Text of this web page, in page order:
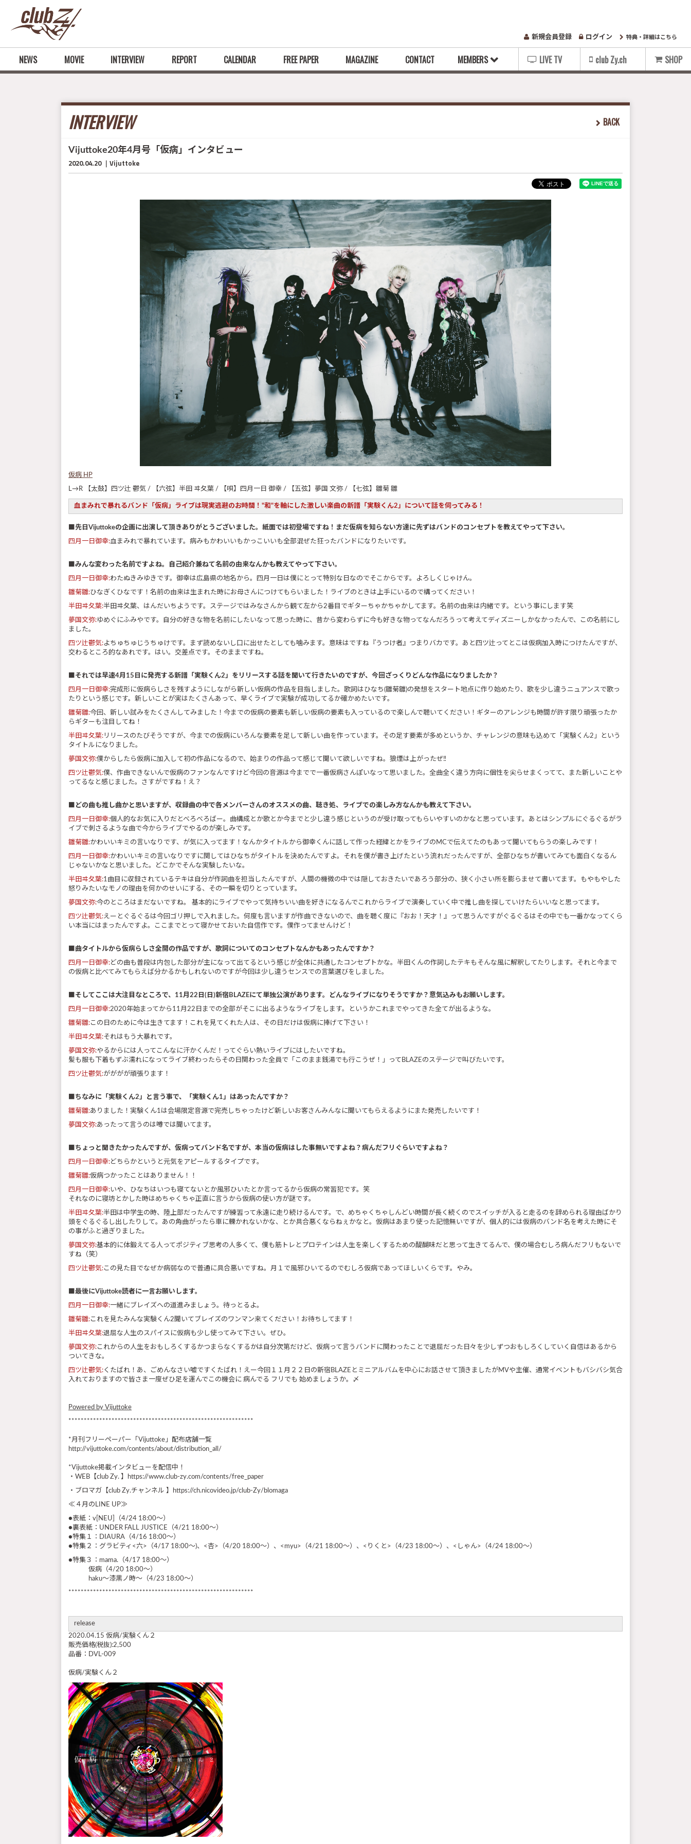
新規会員登録 ログイン 特典・詳細はこちら
NEWS MOVIE INTERVIEW REPORT CALENDAR FREE PAPER MAGAZINE CONTACT MEMBERS LIVE TV club Zy.ch SHOP
INTERVIEW BACK
Vijuttoke20年4月号「仮病」インタビュー
2020.04.20 Vijuttoke
仮病 HP
L→R 【太鼓】四ツ辻 鬱気 / 【六弦】半田 ヰ夂葉 / 【唄】四月一日 御幸 / 【五弦】夢国 文弥 / 【七弦】雛菊 雛
血まみれで暴れるバンド「仮病」ライブは現実逃避のお時間！"和"を軸にした激しい楽曲の新譜「実験くん2」について話を伺ってみる！
■先日Vijuttokeの企画に出演して頂きありがとうございました。紙面では初登場ですね！まだ仮病を知らない方達に先ずはバンドのコンセプトを教えてやって下さい。
四月一日御幸:血まみれで暴れています。病みもかわいいもかっこいいも全部混ぜた狂ったバンドになりたいです。
■みんな変わった名前ですよね。自己紹介兼ねて名前の由来なんかも教えてやって下さい。
四月一日御幸:わたぬきみゆきです。御幸は広島県の地名から。四月一日は僕にとって特別な日なのでそこからです。よろしくじゃけん。
雛菊雛:ひなぎくひなです！名前の由来は生まれた時にお母さんにつけてもらいました！ライブのときは上手にいるので構ってください！
半田ヰ夂葉:半田ヰ夂葉、はんだいちようです。ステージではみなさんから観て左から2番目でギターちゃかちゃかしてます。名前の由来は内緒です。という事にします笑
夢国文弥:ゆめぐにふみやです。自分の好きな物を名前にしたいなって思った時に、昔から変わらずに今も好きな物ってなんだろうって考えてディズニーしかなかったんで、この名前にし
ました。
四ツ辻鬱気:よちゅちゅじうちゅけです。まず読めないし口に出せたとしても噛みます。意味はですね『うつけ者』つまりバカです。あと四ツ辻ってとこは仮病加入時につけたんですが、
交わるところ的なあれです。はい。交差点です。そのままですね。
■それでは早速4月15日に発売する新譜「実験くん2」をリリースする話を聞いて行きたいのですが、今回ざっくりどんな作品になりましたか？
四月一日御幸:完成形に仮病らしさを残すようにしながら新しい仮病の作品を目指しました。歌詞はひなち(雛菊雛)の発想をスタート地点に作り始めたり、歌を少し違うニュアンスで歌っ
たりという感じです。新しいことが実はたくさんあって、早くライブで実験が成功してるか確かめたいです。
雛菊雛:今回、新しい試みをたくさんしてみました！今までの仮病の要素も新しい仮病の要素も入っているので楽しんで聴いてください！ギターのアレンジも時間が許す限り頑張ったか
らギターも注目してね！
半田ヰ夂葉: リリースのたびそうですが、今までの仮病にいろんな要素を足して新しい曲を作っています。その足す要素が多めというか、チャレンジの意味も込めて「実験くん2」という
タイトルになりました。
夢国文弥:僕からしたら仮病に加入して初の作品になるので、始まりの作品って感じて聞いて欲しいですね。狼煙は上がったぜ‼
四ツ辻鬱気:僕、作曲できないんで仮病のファンなんですけど今回の音源は今までで一番仮病さんぽいなって思いました。全曲全く違う方向に個性を尖らせまくってて、また新しいことや
ってるなと感じました。さすがですね！え？
■どの曲も推し曲かと思いますが、収録曲の中で各メンバーさんのオススメの曲、聴き処、ライブでの楽しみ方なんかも教えて下さい。
四月一日御幸:個人的なお気に入りだとべろべろばー。曲構成とか歌とか今までと少し違う感じというのが受け取ってもらいやすいのかなと思っています。あとはシンプルにぐるぐるがラ
イブで刺さるような曲で今からライブでやるのが楽しみです。
雛菊雛:かわいいキミの言いなりです、が気に入ってます！なんかタイトルから御幸くんに話して作った経緯とかをライブのMCで伝えてたのもあって聞いてもらうの楽しみです！
四月一日御幸:かわいいキミの言いなりですに関してはひなちがタイトルを決めたんですよ。それを僕が書き上げたという流れだったんですが、全部ひなちが書いてみても面白くなるん
じゃないかなと思いました。どこかでそんな実験したいな。
半田ヰ夂葉:1曲目に収録されているテキは自分が作詞曲を担当したんですが、人間の機微の中では隠しておきたいであろう部分の、狭く小さい所を膨らませて書いてます。もやもやした
怒りみたいなモノの理由を何かのせいにする、その一瞬を切りとっています。
夢国文弥:今のところはまだないですね。 基本的にライブでやって気持ちいい曲を好きになるんでこれからライブで演奏していく中で推し曲を探していけたらいいなと思ってます。
四ツ辻鬱気:えーとぐるぐるは今回ゴリ押しで入れました。何度も言いますが作曲できないので、曲を聴く度に『おお！天才！』って思うんですがぐるぐるはその中でも一番かなってくら
い本当にはまったんですよ。ここまでとって寝かせておいた自信作です。僕作ってませんけど！
■曲タイトルから仮病らしさ全開の作品ですが、歌詞についてのコンセプトなんかもあったんですか？
四月一日御幸:どの曲も普段は内包した部分が主になって出てるという感じが全体に共通したコンセプトかな。半田くんの作詞したテキもそんな風に解釈してたりします。それと今まで
の仮病と比べてみてもらえば分かるかもしれないのですが今回は少し違うセンスでの言葉選びをしました。
■そしてここは大注目なところで、11月22日(日)新宿BLAZEにて単独公演があります。どんなライブになりそうですか？意気込みもお願いします。
四月一日御幸:2020年始まってから11月22日までの全部がそこに出るようなライブをします。というかこれまでやってきた全てが出るような。
雛菊雛:この日のために今は生きてます！これを見てくれた人は、その日だけは仮病に捧げて下さい！
半田ヰ夂葉:それはもう大暴れです。
夢国文弥:やるからには人ってこんなに汗かくんだ！ってぐらい熱いライブにはしたいですね。
髪も服も下着もずぶ濡れになってライブ終わったらその日関わった全員で「このまま銭湯でも行こうぜ！」ってBLAZEのステージで叫びたいです。
四ツ辻鬱気:がががが頑張ります！
■ちなみに「実験くん2」と言う事で、「実験くん1」はあったんですか？
雛菊雛:ありました！実験くん1は会場限定音源で完売しちゃったけど新しいお客さんみんなに聞いてもらえるようにまた発売したいです！
夢国文弥:あったって言うのは噂では聞いてます。
■ちょっと聞きたかったんですが、仮病ってバンド名ですが、本当の仮病はした事無いですよね？病んだフリぐらいですよね？
四月一日御幸:どちらかというと元気をアピールするタイプです。
雛菊雛:仮病つかったことはありません！！
四月一日御幸:いや、ひなちはいつも寝てないとか風邪ひいたとか言ってるから仮病の常習犯です。笑
それなのに寝坊とかした時はめちゃくちゃ正直に言うから仮病の使い方が謎です。
半田ヰ夂葉:半田は中学生の時、陸上部だったんですが練習って永遠に走り続けるんです。で、めちゃくちゃしんどい時間が長く続くのでスイッチが入ると走るのを辞められる理由ばかり
頭をぐるぐるし出したりして。あの角曲がったら車に轢かれないかな、とか具合悪くならねぇかなと。仮病はあまり使った記憶無いですが、個人的には仮病のバンド名を考えた時にそ
の事がふと過ぎりました。
夢国文弥:基本的に体鍛えてる人ってポジティブ思考の人多くて、僕も筋トレとプロテインは人生を楽しくするための醍醐味だと思って生きてるんで、僕の場合むしろ病んだフリもないで
すね（笑）
四ツ辻鬱気:この見た目でなぜか病弱なので普通に具合悪いですね。月１で風邪ひいてるのでむしろ仮病であってほしいくらです。やみ。
■最後にVijuttoke読者に一言お願いします。
四月一日御幸:一緒にブレイズへの道進みましょう。待っとるよ。
雛菊雛:これを見たみんな実験くん2聞いてブレイズのワンマン来てください！お待ちしてます！
半田ヰ夂葉:退屈な人生のスパイスに仮病も少し使ってみて下さい。ぜひ。
夢国文弥:これからの人生をおもしろくするかつまらなくするかは自分次第だけど、仮病って言うバンドに関わったことで退屈だった日々を少しずつおもしろくしていく自信はあるから
ついてきな。
四ツ辻鬱気:くたばれ！あ、ごめんなさい嘘ですくたばれ！えー今回１１月２２日の新宿BLAZEとミニアルバムを中心にお話させて頂きましたがMVや主催、通常イベントもバシバシ気合
入れておりますので皆さま一度ぜひ足を運んでこの機会に 病んでる フリでも 始めましょうか。〆
Powered by Vijuttoke
************************************************************
*月刊フリーペーパー「Vijuttoke」配布店舗一覧
http://vijuttoke.com/contents/about/distribution_all/
*Vijuttoke掲載インタビューを配信中！
・WEB【club Zy. 】https://www.club-zy.com/contents/free_paper
・ブロマガ【club Zy.チャンネル 】https://ch.nicovideo.jp/club-Zy/blomaga
≪４月のLINE UP≫
●表紙：v[NEU]（4/24 18:00～）
●裏表紙：UNDER FALL JUSTICE（4/21 18:00～）
●特集１：DIAURA（4/16 18:00～）
●特集２：グラビティ<六>（4/17 18:00～)、<杏>（4/20 18:00～）、<myu>（4/21 18:00～）、<りくと>（4/23 18:00～）、<しゃん>（4/24 18:00～）
●特集３：mama.（4/17 18:00～）
仮病（4/20 18:00～）
haku〜漆黒ノ時〜（4/23 18:00～）
************************************************************
release
2020.04.15 仮病/実験くん２
販売価格(税抜):2,500
品番：DVL-009
仮病/実験くん２